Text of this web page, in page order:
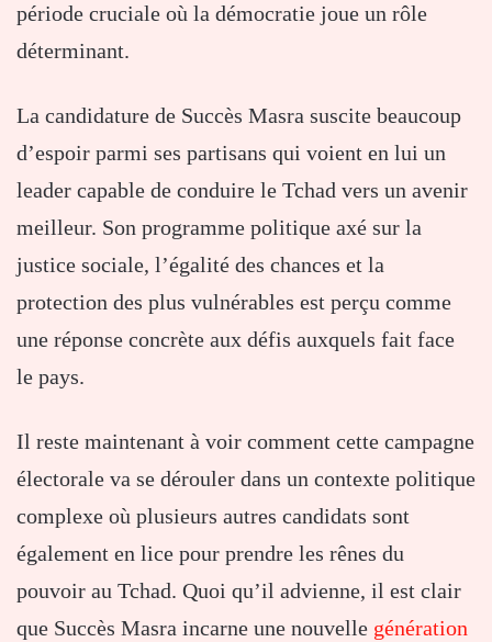
période cruciale où la démocratie joue un rôle
déterminant.
La candidature de Succès Masra suscite beaucoup
d’espoir parmi ses partisans qui voient en lui un
leader capable de conduire le Tchad vers un avenir
meilleur. Son programme politique axé sur la
justice sociale, l’égalité des chances et la
protection des plus vulnérables est perçu comme
une réponse concrète aux défis auxquels fait face
le pays.
Il reste maintenant à voir comment cette campagne
électorale va se dérouler dans un contexte politique
complexe où plusieurs autres candidats sont
également en lice pour prendre les rênes du
pouvoir au Tchad. Quoi qu’il advienne, il est clair
que Succès Masra incarne une nouvelle génération